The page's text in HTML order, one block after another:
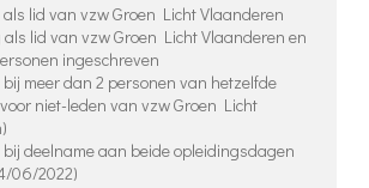
als lid van vzw Groen Licht Vlaanderen
als lid van vzw Groen Licht Vlaanderen en
ingeschreven
bij meer dan 2 personen van hetzelfde
niet-leden van vzw Groen Licht
bij deelname aan beide opleidingsdagen
06/2022)